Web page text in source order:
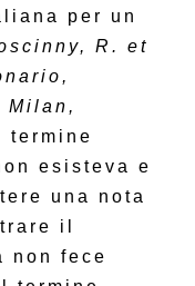
per un
R. et
Milan,
termine
esisteva e
una nota
il
non fece